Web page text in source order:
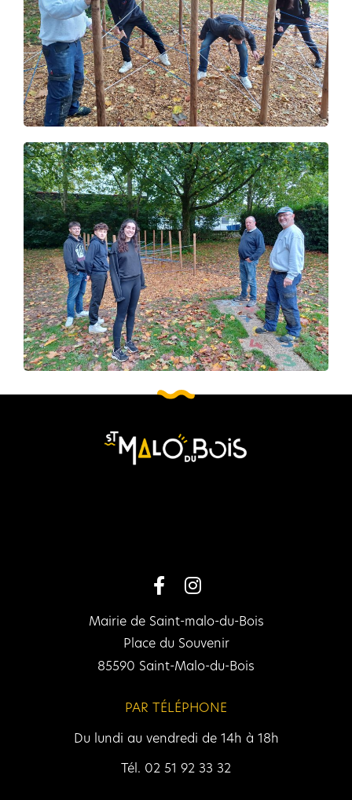
Mairie de Saint-malo-du-Bois
Place du Souvenir
85590 Saint-Malo-du-Bois
PAR TÉLÉPHONE
Du lundi au vendredi de 14h à 18h
Tél. 02 51 92 33 32